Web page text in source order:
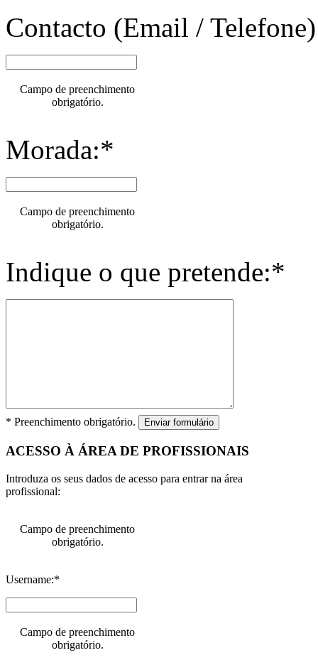
Contacto (Email /
Campo de preenchimento
obrigatório.
Morada:*
Campo de preenchimento
obrigatório.
Indique o que pretende:*
* Preenchimento obrigatório. Enviar formulário
ACESSO À ÁREA DE PROFISSIONAIS
Introduza os seus dados de acesso para entrar na área
profissional:
Campo de preenchimento
obrigatório.
Username:*
Campo de preenchimento
obrigatório.